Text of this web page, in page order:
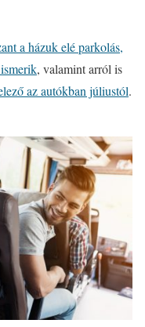
a házuk elé parkolás,
, valamint arról is
az autókban júliustól.